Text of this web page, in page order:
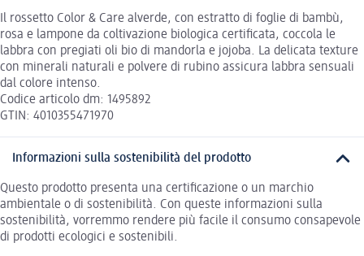
Il rossetto Color & Care alverde, con estratto di foglie di bambù,
rosa e lampone da coltivazione biologica certificata, coccola le
labbra con pregiati oli bio di mandorla e jojoba. La delicata texture
con minerali naturali e polvere di rubino assicura labbra sensuali
dal colore intenso.
Codice articolo dm: 1495892
GTIN: 4010355471970
Informazioni sulla sostenibilità del prodotto
Questo prodotto presenta una certificazione o un marchio
ambientale o di sostenibilità. Con queste informazioni sulla
sostenibilità, vorremmo rendere più facile il consumo consapevole
di prodotti ecologici e sostenibili.